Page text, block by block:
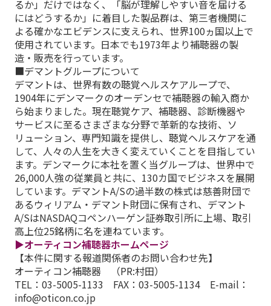
るか」だけではなく、「脳が理解しやすい音を届ける
にはどうするか」に着目した製品群は、第三者機関に
よる確かなエビデンスに支えられ、世界100ヵ国以上で
使用されています。日本でも1973年より補聴器の製
造・販売を行っています。
■デマントグループについて
デマントは、世界有数の聴覚ヘルスケアループで、
1904年にデンマークのオーデンセで補聴器の輸入商か
ら始まりました。現在聴覚ケア、補聴器、診断機器や
サービスに至るさまざまな分野で革新的な技術、ソ
リューション、専門知識を提供し、聴覚ヘルスケアを通
して、人々の人生を大きく変えていくことを目指してい
ます。デンマークに本社を置く当グループは、世界中で
26,000人強の従業員と共に、130カ国でビジネスを展開
しています。デマントA/Sの過半数の株式は慈善財団で
あるウィリアム・デマント財団に保有され、デマント
A/SはNASDAQコペンハーゲン証券取引所に上場、取引
高上位25銘柄に名を連ねています。
▶オーティコン補聴器ホームページ
【本件に関する報道関係者のお問い合わせ先】
オーティコン補聴器 （PR:村田）
TEL：03-5005-1133 FAX：03-5005-1134 E-mail：
info@oticon.co.jp